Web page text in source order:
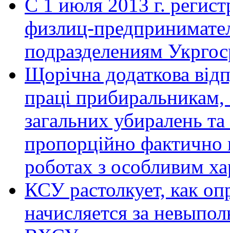
С 1 июля 2013 г.
физлиц-
подразделениям
Щорічна додаткова
праці
загальних убиралень та
пропорційно фактично
роботах з особливим
КСУ растолкует, как
начисляется за